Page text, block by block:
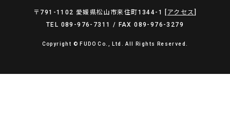
〒791-1102 愛媛県松山市来住町1344-1 [ アクセス
TEL 089-976-7311 / FAX 089-976-3279
Copyright © FUDO Co., Ltd. All Rights Reserved.